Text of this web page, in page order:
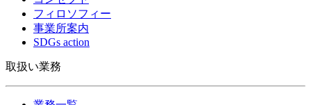
フィロソフィー
事業所案内
SDGs action
取扱い業務